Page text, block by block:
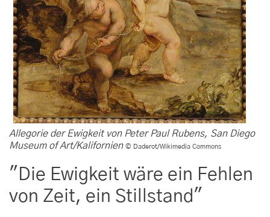
Allegorie der Ewigkeit von Peter Paul Rubens, San Diego
Museum of Art/Kalifornien © Daderot/Wikimedia Commons
"Die Ewigkeit wäre ein Fehlen
von Zeit, ein Stillstand"